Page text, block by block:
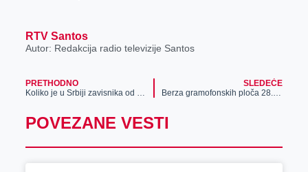
RTV Santos
Autor: Redakcija radio televizije Santos
PRETHODNO
Koliko je u Srbiji zavisnika od igara na sreću? Tačna cifra daleko manja od populističkih „podataka“ koji su preplavili medije
SLEDEĆE
Berza gramofonskih ploča 28. januara u Zrenjaninu
POVEZANE VESTI